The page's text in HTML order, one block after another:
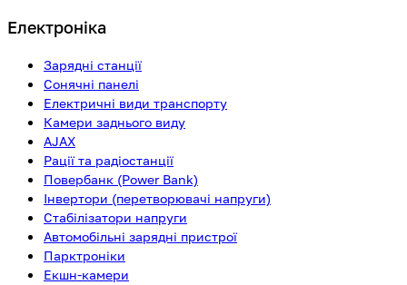
Електроніка
Зарядні станції
Сонячні панелі
Електричні види транспорту
Камери заднього виду
AJAX
Рації та радіостанції
Повербанк (Power Bank)
Інвертори (перетворювачі напруги)
Стабілізатори напруги
Автомобільні зарядні пристрої
Парктроніки
Екшн-камери